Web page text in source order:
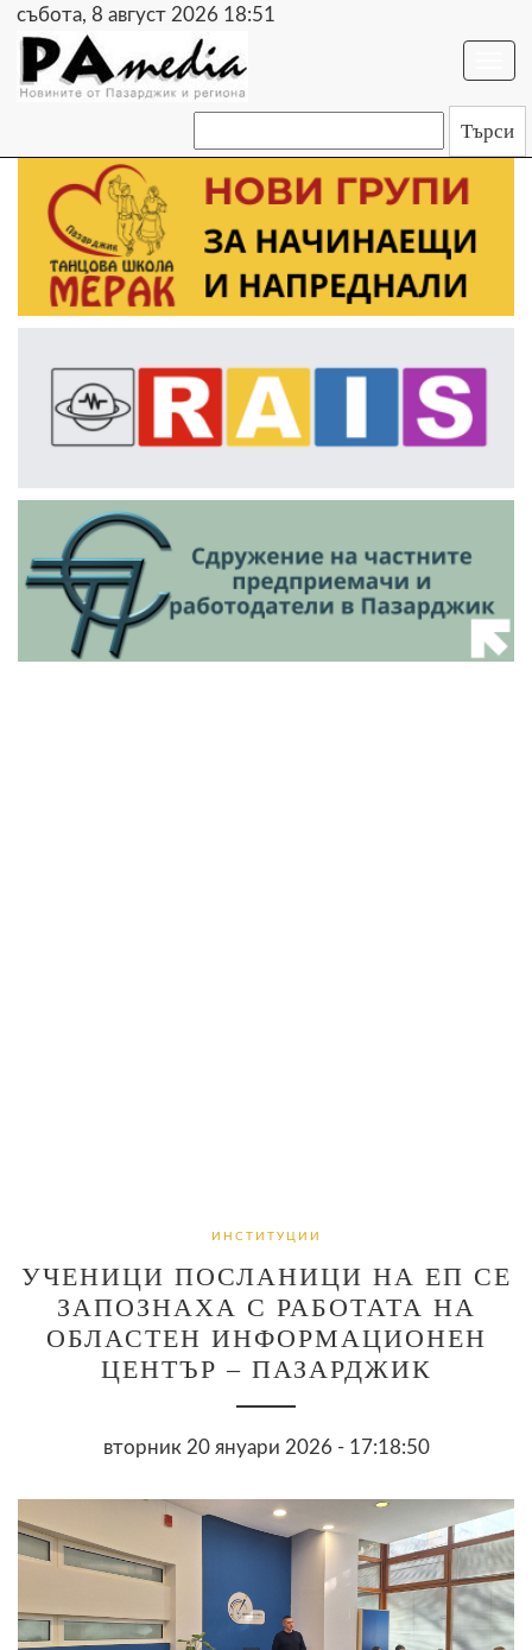
събота, 8 август 2026 18:51
ИНСТИТУЦИИ
УЧЕНИЦИ ПОСЛАНИЦИ НА ЕП СЕ
ЗАПОЗНАХА С РАБОТАТА НА
ОБЛАСТЕН ИНФОРМАЦИОНЕН
ЦЕНТЪР – ПАЗАРДЖИК
вторник 20 януари 2026 - 17:18:50